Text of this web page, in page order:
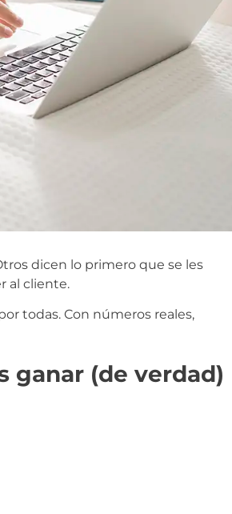
dicen lo primero que se les
al cliente.
todas. Con números reales,
ganar (de verdad)